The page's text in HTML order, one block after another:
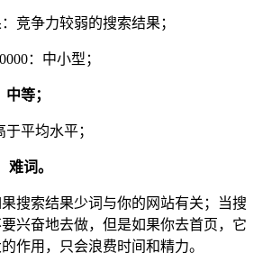
竞争力较弱的搜索结果；
：中小型；
等；
平均水平；
难词。
搜索结果少词与你的网站有关；当搜
兴奋地去做，但是如果你去首页，它
作用，只会浪费时间和精力。